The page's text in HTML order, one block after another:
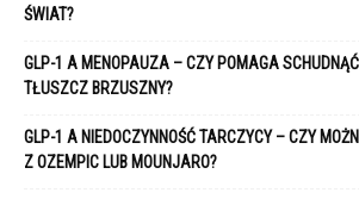
ŚWIAT?
GLP-1 A MENOPAUZA – CZY POMAGA
TŁUSZCZ BRZUSZNY?
GLP-1 A NIEDOCZYNNOŚĆ TARCZYCY – CZY
Z OZEMPIC LUB MOUNJARO?